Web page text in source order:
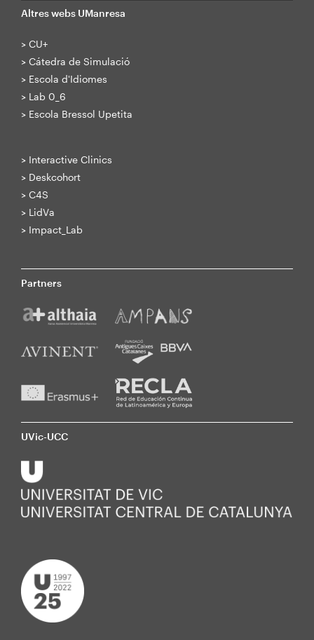
Altres webs UManresa
> CU+
> Cátedra de Simulació
> Escola d'Idiomes
> Lab 0_6
> Escola Bressol Upetita
> Interactive Clinics
> Deskcohort
> C4S
> LidVa
> Impact_Lab
Partners
UVic-UCC